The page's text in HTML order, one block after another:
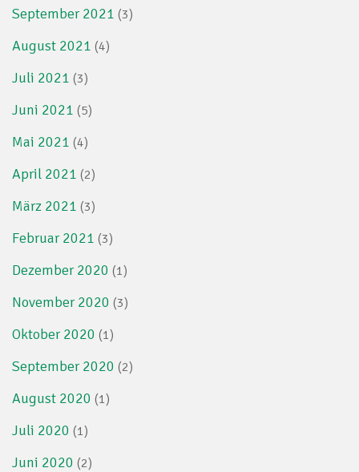
September 2021 (3)
August 2021 (4)
Juli 2021 (3)
Juni 2021 (5)
Mai 2021 (4)
April 2021 (2)
März 2021 (3)
Februar 2021 (3)
Dezember 2020 (1)
November 2020 (3)
Oktober 2020 (1)
September 2020 (2)
August 2020 (1)
Juli 2020 (1)
Juni 2020 (2)